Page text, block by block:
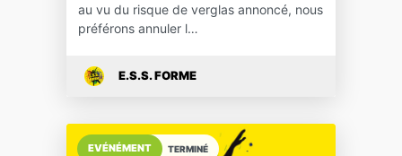
au vu du risque de verglas annoncé, nous
préférons annuler l…
E.S.S. FORME
TERMINÉ
EVÉNÉMENT